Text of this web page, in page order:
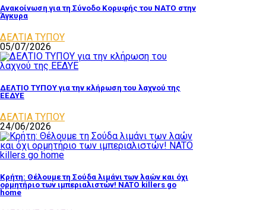
Ανακοίνωση για τη Σύνοδο Κορυφής του ΝΑΤΟ στην
Άγκυρα
ΔΕΛΤΙΑ ΤΥΠΟΥ
05/07/2026
ΔΕΛΤΙΟ ΤΥΠΟΥ για την κλήρωση του λαχνού της
ΕΕΔΥΕ
ΔΕΛΤΙΑ ΤΥΠΟΥ
24/06/2026
Κρήτη: Θέλουμε τη Σούδα λιμάνι των λαών και όχι
ορμητήριο των ιμπεριαλιστών! NATO killers go
home